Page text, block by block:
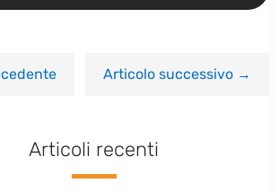
Articolo successivo→
Articoli recenti